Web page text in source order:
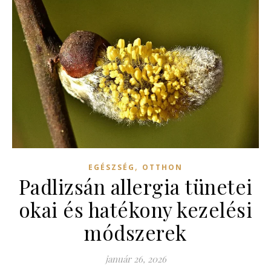
EGÉSZSÉG , OTTHON
Padlizsán allergia tünetei
okai és hatékony kezelési
módszerek
január 26, 2026